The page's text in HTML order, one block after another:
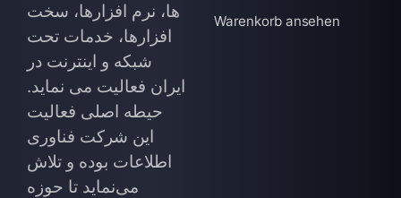
ها، نرم افزارها، سخت
افزارها، خدمات تحت
شبکه و اینترنت در
ایران فعالیت می نماید.
حیطه اصلی فعالیت
این شرکت فناوری
اطلاعات بوده و تلاش
می‌نماید تا حوزه
Warenkorb ansehen